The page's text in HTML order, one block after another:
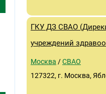
ГКУ ДЗ СВАО
учреждений
Москва /СВАО
127322, г. Москва,